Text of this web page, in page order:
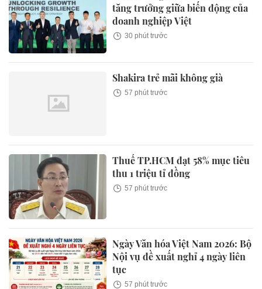
tăng trưởng giữa biến động của
doanh nghiệp Việt
30 phút trước
Shakira trẻ mãi không già
57 phút trước
Thuế TP.HCM đạt 58% mục tiêu
thu 1 triệu tỉ đồng
57 phút trước
Ngày Văn hóa Việt Nam 2026: Bộ
Nội vụ đề xuất nghỉ 4 ngày liên
tục
57 phút trước